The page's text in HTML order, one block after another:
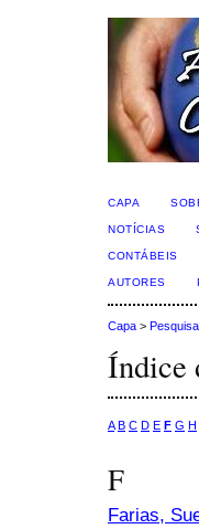
CAPA
NOTÍCIAS
CONTÁBEIS
AUTORES
Capa > Pesquisa
Índice
A B C D E F G H
F
Farias,